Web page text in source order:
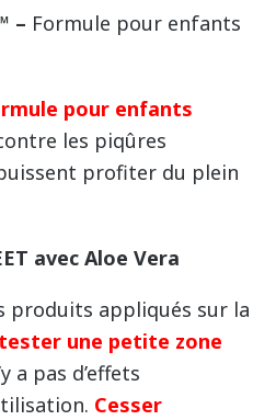
– Formule pour enfants
pour enfants
les piqûres
profiter du plein
avec Aloe Vera
produits appliqués sur la
une petite zone
a pas d’effets
Cesser